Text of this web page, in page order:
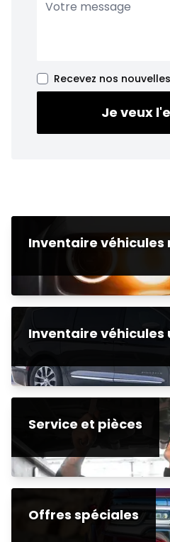
Recevez nos
Je veux
Inventaire véhicules
Inventaire véhicules
Service et pièces
Offres spéciales